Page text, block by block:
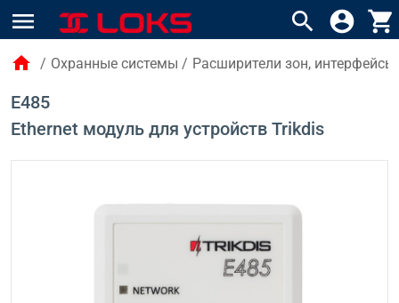
menu search account_circle shopping_cart
home / Охранные системы / Расширители зон,
E485
Ethernet модуль для устройств Trikdis